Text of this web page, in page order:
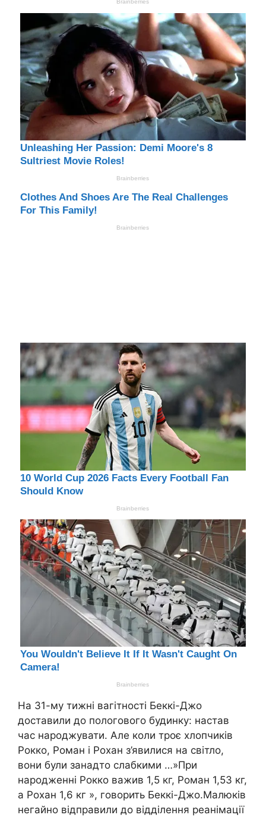
На 31-му тижні вагітності Беккі-Джо
доставили до пологового будинку: настав
час народжувати. Але коли троє хлопчиків
Рокко, Роман і Рохан з’явилися на світло,
вони були занадто слабкими …»При
народженні Рокко важив 1,5 кг, Роман 1,53 кг,
а Рохан 1,6 кг », говорить Беккі-Джо.Малюків
негайно відправили до відділення реанімації